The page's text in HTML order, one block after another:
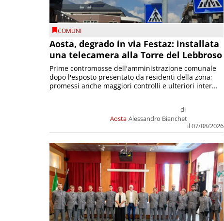
COMUNI
Aosta, degrado in via Festaz: installata
una telecamera alla Torre del Lebbroso
Aosta
di
Alessandro Bianchet
il 07/08/2026
Prime contromosse dell'amministrazione comunale
dopo l'esposto presentato da residenti della zona;
promessi anche maggiori controlli e ulteriori inter...